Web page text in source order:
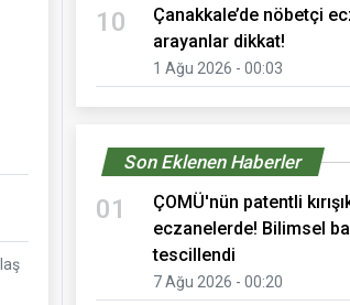
10
Çanakkale’de nöbetçi
arayanlar dikkat!
1 Ağu 2026 - 00:03
Son Eklenen Haberler
01
ÇOMÜ'nün patentli
eczanelerde! Bilimsel
tescillendi
7 Ağu 2026 - 00:20